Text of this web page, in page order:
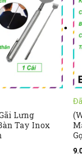
Lưng
Tay Inox